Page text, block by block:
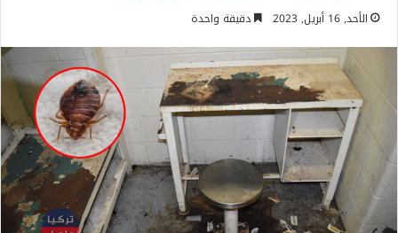
الأحد, 16 أبريل, 2023 دقيقة واحدة